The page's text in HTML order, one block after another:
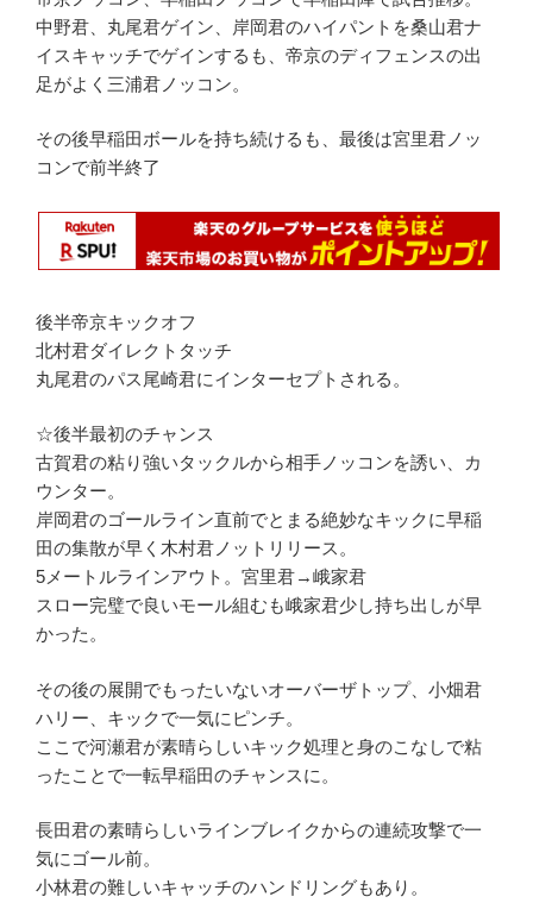
中野君、丸尾君ゲイン、岸岡君のハイパントを桑山君ナ
イスキャッチでゲインするも、帝京のディフェンスの出
足がよく三浦君ノッコン。
その後早稲田ボールを持ち続けるも、最後は宮里君ノッ
コンで前半終了
後半帝京キックオフ
北村君ダイレクトタッチ
丸尾君のパス尾崎君にインターセプトされる。
☆後半最初のチャンス
古賀君の粘り強いタックルから相手ノッコンを誘い、カ
ウンター。
岸岡君のゴールライン直前でとまる絶妙なキックに早稲
田の集散が早く木村君ノットリリース。
5メートルラインアウト。宮里君→峨家君
スロー完璧で良いモール組むも峨家君少し持ち出しが早
かった。
その後の展開でもったいないオーバーザトップ、小畑君
ハリー、キックで一気にピンチ。
ここで河瀬君が素晴らしいキック処理と身のこなしで粘
ったことで一転早稲田のチャンスに。
長田君の素晴らしいラインブレイクからの連続攻撃で一
気にゴール前。
小林君の難しいキャッチのハンドリングもあり。